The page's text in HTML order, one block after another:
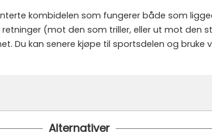
kombidelen som fungerer både som
(mot den som triller, eller ut mot den
Du kan senere kjøpe til sportsdelen og
Alternativer